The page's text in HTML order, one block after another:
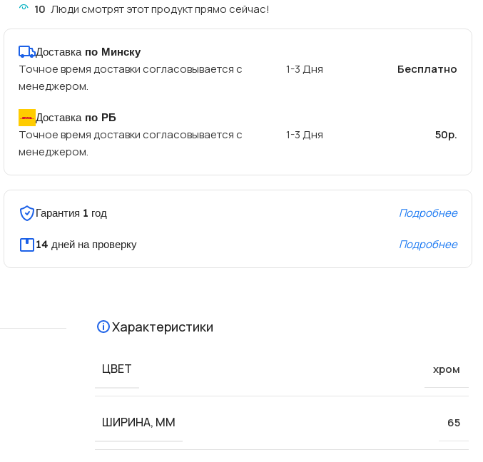
10 Люди смотрят этот продукт прямо сейчас!
Доставкапо Минску
Точное время доставки согласовывается с
менеджером.
1-3 Дня Бесплатно
Доставкапо РБ
Точное время доставки согласовывается с
менеджером.
1-3 Дня 50р.
Гарантия 1 год Подробнее
14 дней на проверку Подробнее
Характеристики
ЦВЕТ хром
ШИРИНА, ММ 65